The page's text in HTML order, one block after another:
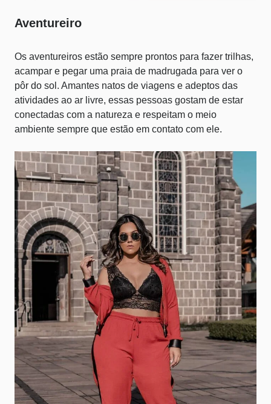
Aventureiro
Os aventureiros estão sempre prontos para fazer trilhas,
acampar e pegar uma praia de madrugada para ver o
pôr do sol. Amantes natos de viagens e adeptos das
atividades ao ar livre, essas pessoas gostam de estar
conectadas com a natureza e respeitam o meio
ambiente sempre que estão em contato com ele.